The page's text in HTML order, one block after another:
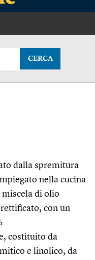
CERCA
dalla spremitura
nella cucina
di olio
con un
costituito da
e linolico, da